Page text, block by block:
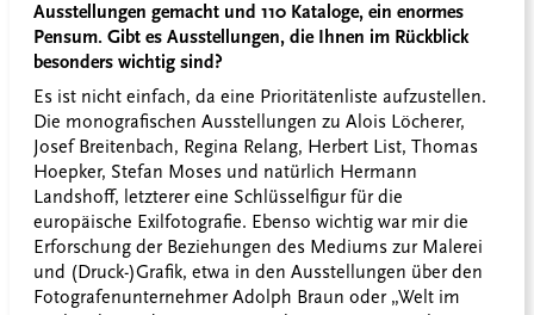
Ausstellungen gemacht und 110 Kataloge, ein enormes
Pensum. Gibt es Ausstellungen, die Ihnen im Rückblick
besonders wichtig sind?
Es ist nicht einfach, da eine Prioritätenliste aufzustellen.
Die monografischen Ausstellungen zu Alois Löcherer,
Josef Breitenbach, Regina Relang, Herbert List, Thomas
Hoepker, Stefan Moses und natürlich Hermann
Landshoff, letzterer eine Schlüsselfigur für die
europäische Exilfotografie. Ebenso wichtig war mir die
Erforschung der Beziehungen des Mediums zur Malerei
und (Druck-)Grafik, etwa in den Ausstellungen über den
Fotografenunternehmer Adolph Braun oder „Welt im